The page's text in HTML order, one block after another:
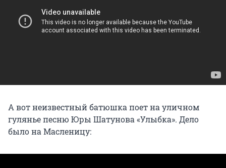
А вот неизвестный батюшка поет на уличном
гулянье песню Юры Шатунова «Улыбка». Дело
было на Масленицу: